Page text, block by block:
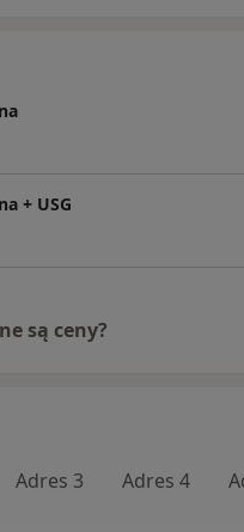
+ USG
są ceny?
Adres 3 Adres 4